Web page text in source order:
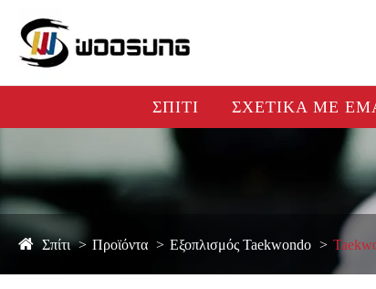
ΣΠΊΤΙ ΣΧΕΤΙΚΆ ΜΕ
Σπίτι Προϊόντα Εξοπλισμός Taekwondo